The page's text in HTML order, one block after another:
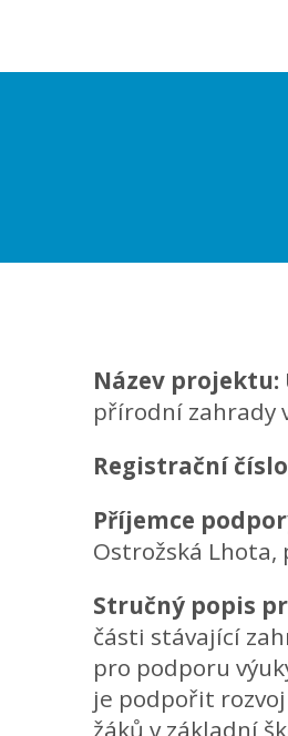
Název projektu:
přírodní zahrady
Registrační
Příjemce
Ostrožská Lhota,
Stručný popis
části stávající
pro podporu
je podpořit
žáků v základní